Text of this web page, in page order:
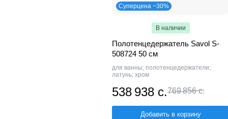
Суперцена −30%
В наличии
Полотенцедержатель Savol S-
508724 50 см
для ванны; полотенцедержатели;
латунь; хром
538 938 с.769 856 с.
Добавить в корзину